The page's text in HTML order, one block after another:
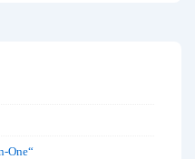
One“